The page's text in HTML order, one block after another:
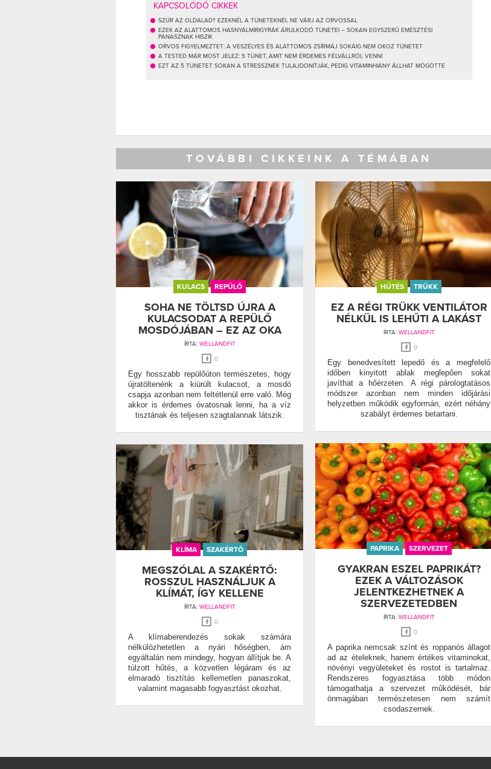
KAPCSOLÓDÓ CIKKEK
SZÚR AZ OLDALAD? EZEKNÉL A TÜNETEKNÉL NE VÁRJ AZ ORVOSSAL
EZEK AZ ALATTOMOS HASNYÁLMIRIGYRÁK ÁRULKODÓ TÜNETEI – SOKAN EGYSZERŰ EMÉSZTÉSI
PANASZNAK HISZIK
ORVOS FIGYELMEZTET: A VESZÉLYES ÉS ALATTOMOS ZSÍRMÁJ SOKÁIG NEM OKOZ TÜNETET
A TESTED MÁR MOST JELEZ: 5 TÜNET, AMIT NEM ÉRDEMES FÉLVÁLLRÓL VENNI
EZT AZ 5 TÜNETET SOKAN A STRESSZNEK TULAJDONÍTJÁK, PEDIG VITAMINHIÁNY ÁLLHAT MÖGÖTTE
TOVÁBBI CIKKEINK A TÉMÁBAN
KULACS REPÜLŐ
SOHA NE TÖLTSD ÚJRA A
KULACSODAT A REPÜLŐ
MOSDÓJÁBAN – EZ AZ OKA
ÍRTA: WELLANDFIT
0
Egy hosszabb repülőúton természetes, hogy
újratöltenénk a kiürült kulacsot, a mosdó
csapja azonban nem feltétlenül erre való. Még
akkor is érdemes óvatosnak lenni, ha a víz
tisztának és teljesen szagtalannak látszik.
HŰTÉS TRÜKK
EZ A RÉGI TRÜKK VENTILÁTOR
NÉLKÜL IS LEHŰTI A LAKÁST
ÍRTA: WELLANDFIT
0
Egy benedvesített lepedő és a megfelelő
időben kinyitott ablak meglepően sokat
javíthat a hőérzeten. A régi párologtatásos
módszer azonban nem minden időjárási
helyzetben működik egyformán, ezért néhány
szabályt érdemes betartani.
PAPRIKA SZERVEZET
GYAKRAN ESZEL PAPRIKÁT?
EZEK A VÁLTOZÁSOK
JELENTKEZHETNEK A
SZERVEZETEDBEN
ÍRTA: WELLANDFIT
0
A paprika nemcsak színt és roppanós állagot
ad az ételeknek, hanem értékes vitaminokat,
növényi vegyületeket és rostot is tartalmaz.
Rendszeres fogyasztása több módon
támogathatja a szervezet működését, bár
önmagában természetesen nem számít
csodaszernek.
KLÍMA SZAKÉRTŐ
MEGSZÓLAL A SZAKÉRTŐ:
ROSSZUL HASZNÁLJUK A
KLÍMÁT, ÍGY KELLENE
ÍRTA: WELLANDFIT
0
A klímaberendezés sokak számára
nélkülözhetetlen a nyári hőségben, ám
egyáltalán nem mindegy, hogyan állítjuk be. A
túlzott hűtés, a közvetlen légáram és az
elmaradó tisztítás kellemetlen panaszokat,
valamint magasabb fogyasztást okozhat.